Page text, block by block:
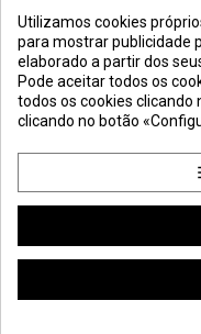
clic aquí para mostrar el
Utilizamos cookies
para mostrar publicidade
elaborado a partir dos
Pode aceitar todos os
todos os cookies clicando
clicando no botão